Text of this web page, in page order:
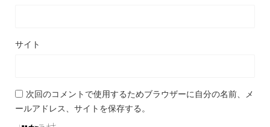
サイト
次回のコメントで使用するためブラウザーに自分の名前、メ
ールアドレス、サイトを保存する。